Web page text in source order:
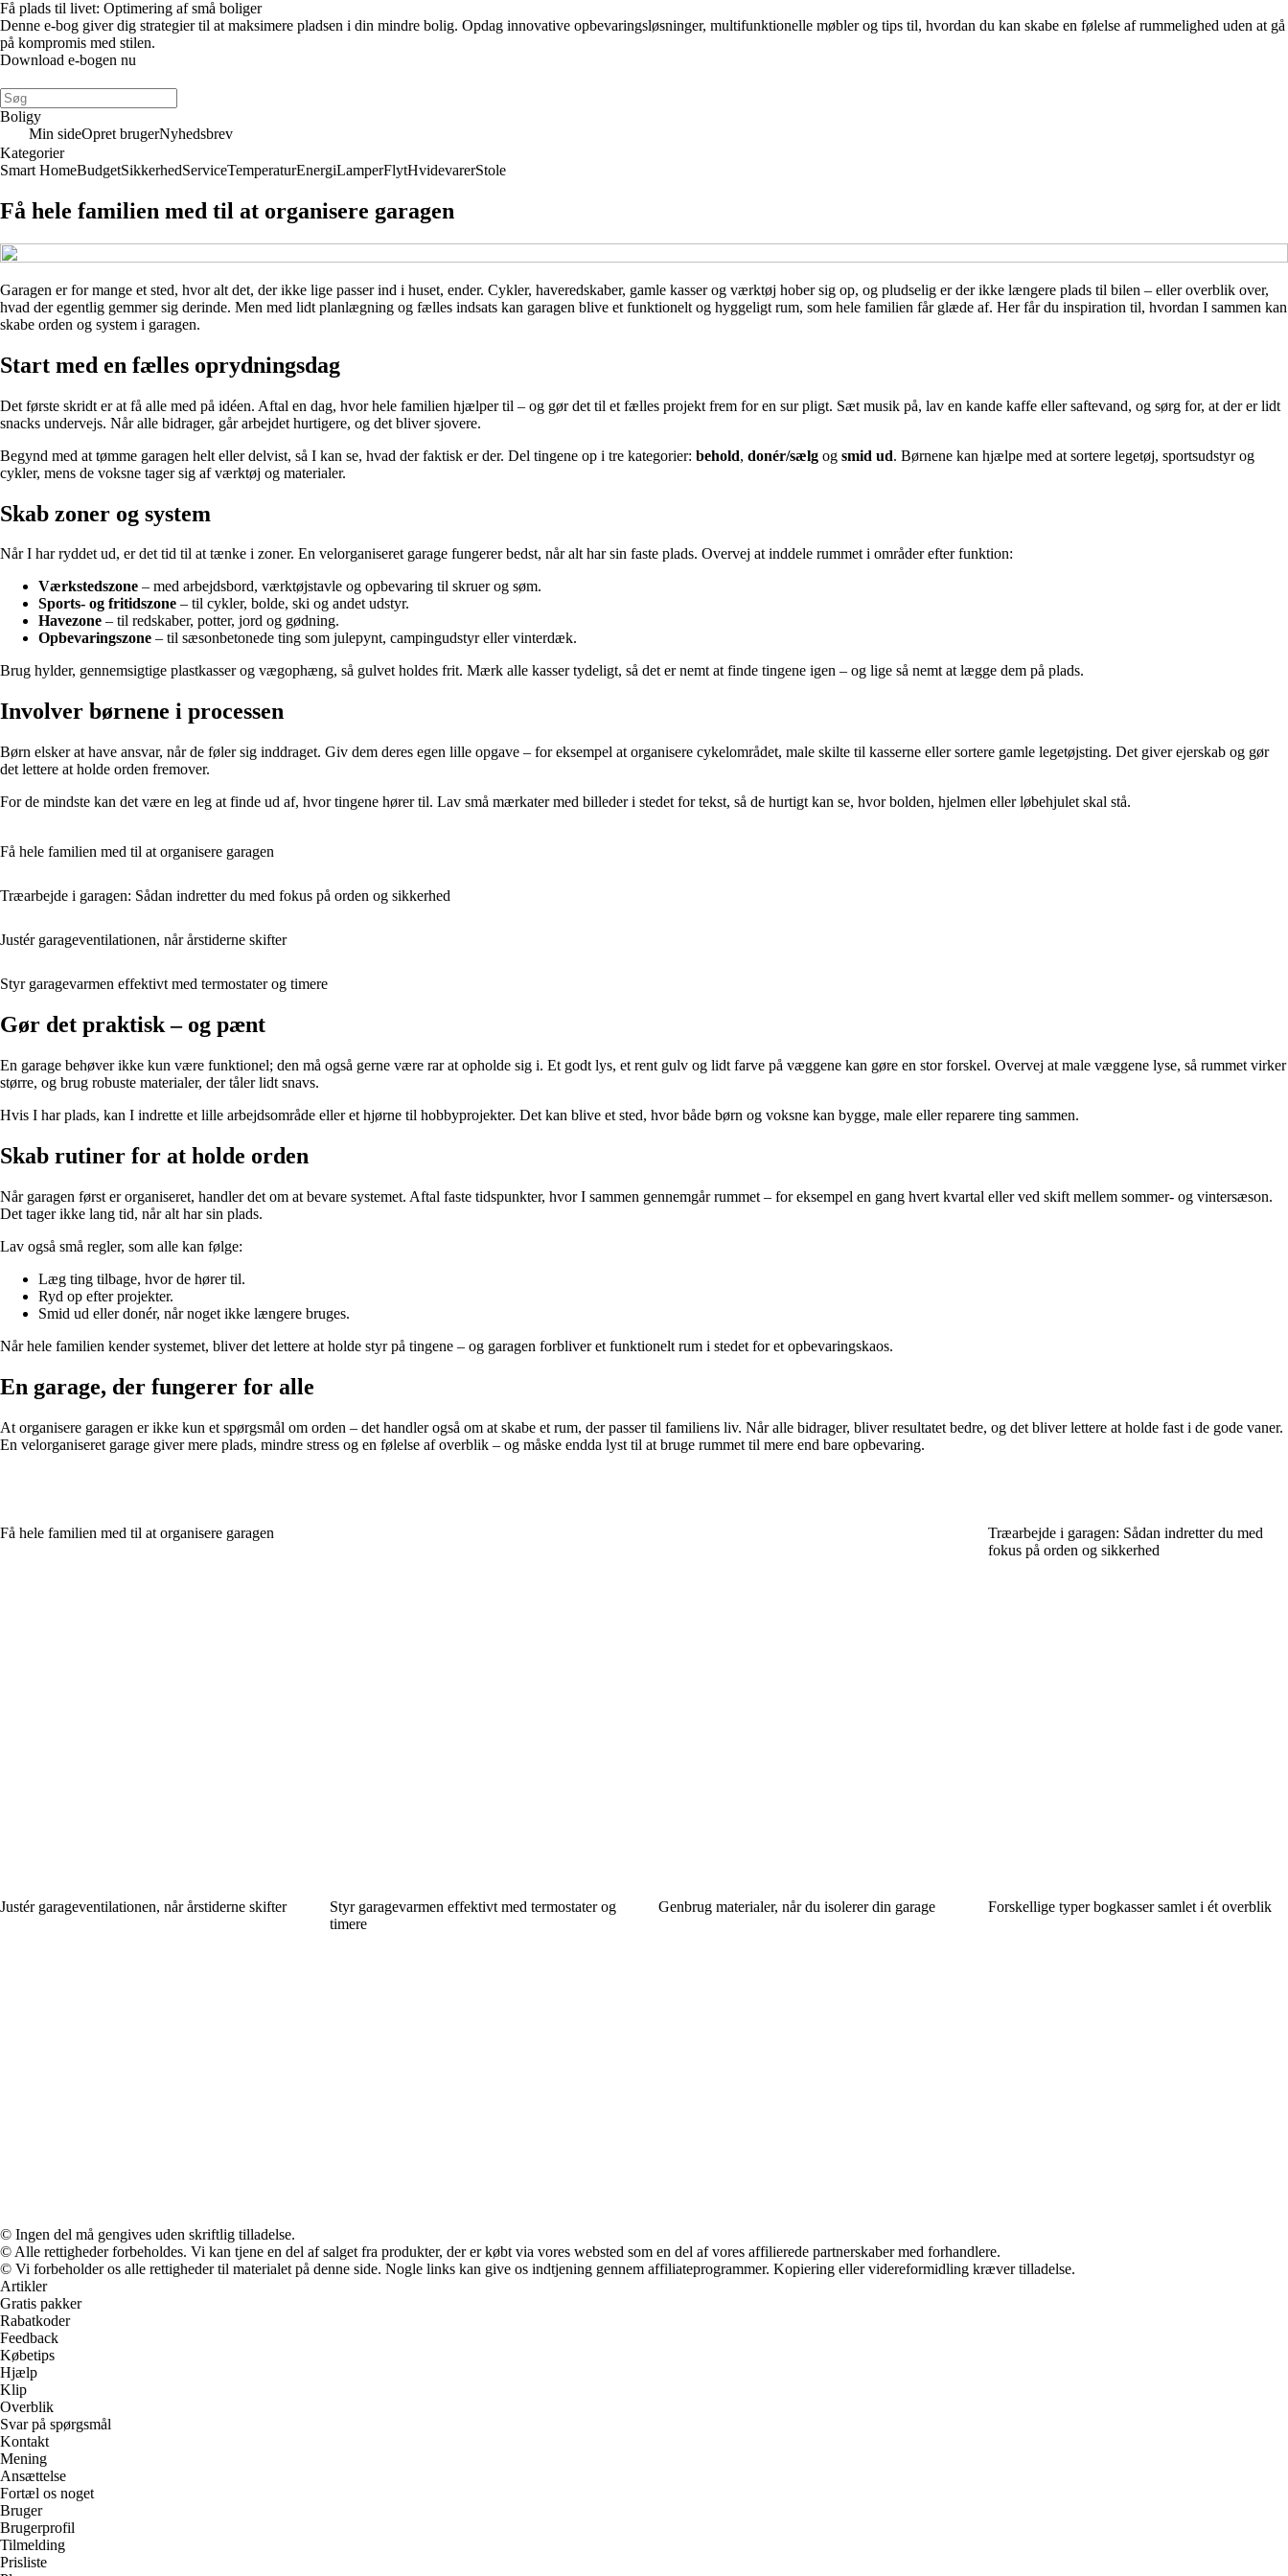
Få plads til livet: Optimering af små boliger
Denne e-bog giver dig strategier til at maksimere pladsen i din mindre bolig. Opdag innovative opbevaringsløsninger, multifunktionelle møbler og tips til, hvordan du kan skabe en følelse af rummelighed uden at gå
på kompromis med stilen.
Download e-bogen nu
Boligy
Min sideOpret brugerNyhedsbrev
Kategorier
Smart HomeBudgetSikkerhedServiceTemperaturEnergiLamperFlytHvidevarerStole
Få hele familien med til at organisere garagen
Garagen er for mange et sted, hvor alt det, der ikke lige passer ind i huset, ender. Cykler, haveredskaber, gamle kasser og værktøj hober sig op, og pludselig er der ikke længere plads til bilen – eller overblik over,
hvad der egentlig gemmer sig derinde. Men med lidt planlægning og fælles indsats kan garagen blive et funktionelt og hyggeligt rum, som hele familien får glæde af. Her får du inspiration til, hvordan I sammen kan
skabe orden og system i garagen.
Start med en fælles oprydningsdag
Det første skridt er at få alle med på idéen. Aftal en dag, hvor hele familien hjælper til – og gør det til et fælles projekt frem for en sur pligt. Sæt musik på, lav en kande kaffe eller saftevand, og sørg for, at der er lidt
snacks undervejs. Når alle bidrager, går arbejdet hurtigere, og det bliver sjovere.
Begynd med at tømme garagen helt eller delvist, så I kan se, hvad der faktisk er der. Del tingene op i tre kategorier: behold, donér/sælg og smid ud. Børnene kan hjælpe med at sortere legetøj, sportsudstyr og
cykler, mens de voksne tager sig af værktøj og materialer.
Skab zoner og system
Når I har ryddet ud, er det tid til at tænke i zoner. En velorganiseret garage fungerer bedst, når alt har sin faste plads. Overvej at inddele rummet i områder efter funktion:
Værkstedszone – med arbejdsbord, værktøjstavle og opbevaring til skruer og søm.
Sports- og fritidszone – til cykler, bolde, ski og andet udstyr.
Havezone – til redskaber, potter, jord og gødning.
Opbevaringszone – til sæsonbetonede ting som julepynt, campingudstyr eller vinterdæk.
Brug hylder, gennemsigtige plastkasser og vægophæng, så gulvet holdes frit. Mærk alle kasser tydeligt, så det er nemt at finde tingene igen – og lige så nemt at lægge dem på plads.
Involver børnene i processen
Børn elsker at have ansvar, når de føler sig inddraget. Giv dem deres egen lille opgave – for eksempel at organisere cykelområdet, male skilte til kasserne eller sortere gamle legetøjsting. Det giver ejerskab og gør
det lettere at holde orden fremover.
For de mindste kan det være en leg at finde ud af, hvor tingene hører til. Lav små mærkater med billeder i stedet for tekst, så de hurtigt kan se, hvor bolden, hjelmen eller løbehjulet skal stå.
Få hele familien med til at organisere garagen
Træarbejde i garagen: Sådan indretter du med fokus på orden og sikkerhed
Justér garageventilationen, når årstiderne skifter
Styr garagevarmen effektivt med termostater og timere
Gør det praktisk – og pænt
En garage behøver ikke kun være funktionel; den må også gerne være rar at opholde sig i. Et godt lys, et rent gulv og lidt farve på væggene kan gøre en stor forskel. Overvej at male væggene lyse, så rummet virker
større, og brug robuste materialer, der tåler lidt snavs.
Hvis I har plads, kan I indrette et lille arbejdsområde eller et hjørne til hobbyprojekter. Det kan blive et sted, hvor både børn og voksne kan bygge, male eller reparere ting sammen.
Skab rutiner for at holde orden
Når garagen først er organiseret, handler det om at bevare systemet. Aftal faste tidspunkter, hvor I sammen gennemgår rummet – for eksempel en gang hvert kvartal eller ved skift mellem sommer- og vintersæson.
Det tager ikke lang tid, når alt har sin plads.
Lav også små regler, som alle kan følge:
Læg ting tilbage, hvor de hører til.
Ryd op efter projekter.
Smid ud eller donér, når noget ikke længere bruges.
Når hele familien kender systemet, bliver det lettere at holde styr på tingene – og garagen forbliver et funktionelt rum i stedet for et opbevaringskaos.
En garage, der fungerer for alle
At organisere garagen er ikke kun et spørgsmål om orden – det handler også om at skabe et rum, der passer til familiens liv. Når alle bidrager, bliver resultatet bedre, og det bliver lettere at holde fast i de gode vaner.
En velorganiseret garage giver mere plads, mindre stress og en følelse af overblik – og måske endda lyst til at bruge rummet til mere end bare opbevaring.
Få hele familien med til at organisere garagen
Træarbejde i garagen: Sådan indretter du med
fokus på orden og sikkerhed
Justér garageventilationen, når årstiderne skifter
Styr garagevarmen effektivt med termostater og
timere
Genbrug materialer, når du isolerer din garage Forskellige typer bogkasser samlet i ét overblik
© Ingen del må gengives uden skriftlig tilladelse.
© Alle rettigheder forbeholdes. Vi kan tjene en del af salget fra produkter, der er købt via vores websted som en del af vores affilierede partnerskaber med forhandlere.
© Vi forbeholder os alle rettigheder til materialet på denne side. Nogle links kan give os indtjening gennem affiliateprogrammer. Kopiering eller videreformidling kræver tilladelse.
Artikler
Gratis pakker
Rabatkoder
Feedback
Købetips
Hjælp
Klip
Overblik
Svar på spørgsmål
Kontakt
Mening
Ansættelse
Fortæl os noget
Bruger
Brugerprofil
Tilmelding
Prisliste